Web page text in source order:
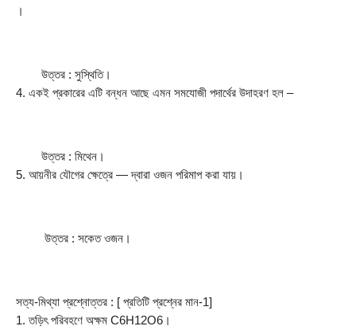
।
উত্তর : সুস্থিতি।
4. একই প্রকারের এটি বন্ধন আছে এমন সমযােজী পদার্থের উদাহরণ হল –
উত্তর : মিথেন।
5. আয়নীর যৌগের ক্ষেত্রে — দ্বারা ওজন পরিমাপ করা যায়।
উত্তর : সকেত ওজন।
সত্য-মিথ্যা প্রশ্নোত্তর : [ প্রতিটি প্রশ্নের মান-1]
1. তড়িৎ পরিবহণে অক্ষম C6H12O6।